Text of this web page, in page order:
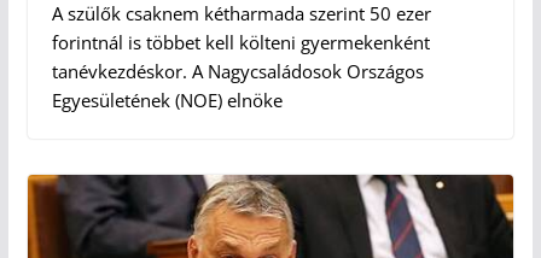
A szülők csaknem kétharmada szerint 50 ezer
forintnál is többet kell költeni gyermekenként
tanévkezdéskor. A Nagycsaládosok Országos
Egyesületének (NOE) elnöke